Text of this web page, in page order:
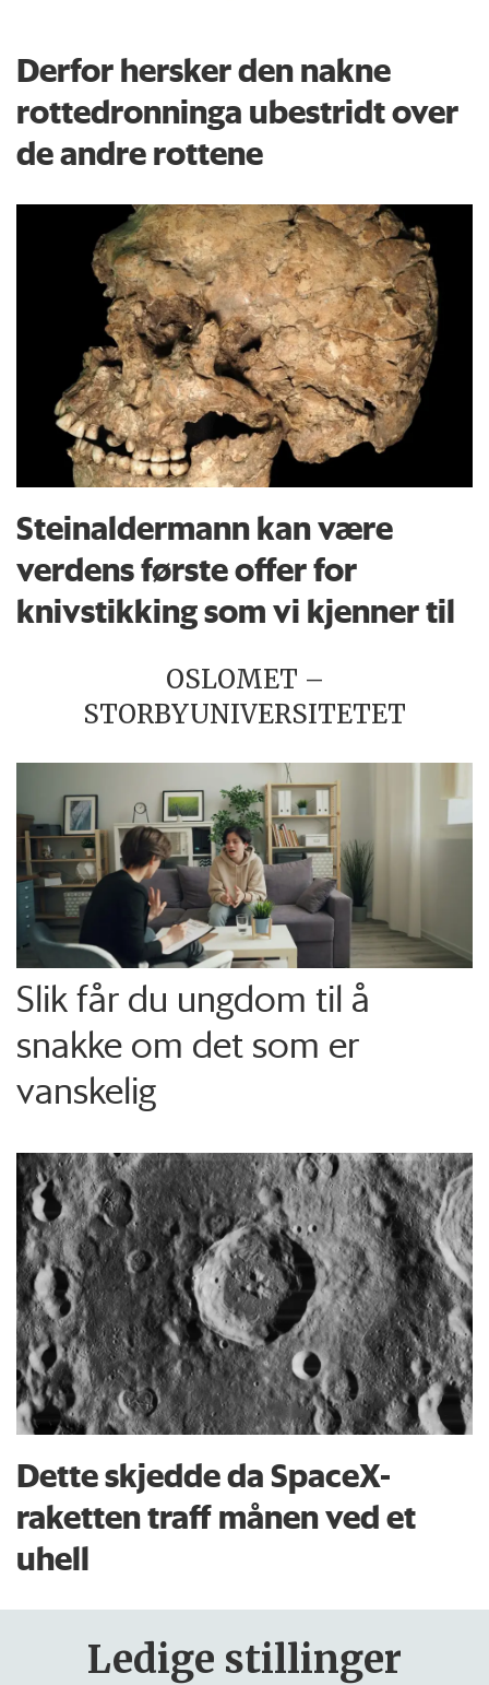
Derfor hersker den nakne
rottedronninga ubestridt over
de andre rottene
Steinaldermann kan være
verdens første offer for
knivstikking som vi kjenner til
OSLOMET –
STORBYUNIVERSITETET
Slik får du ungdom til å
snakke om det som er
vanskelig
Dette skjedde da SpaceX-
raketten traff månen ved et
uhell
Ledige stillinger